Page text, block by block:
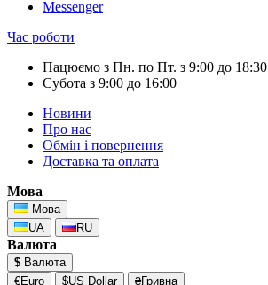
Messenger
Час роботи
Пацюємо з Пн. по Пт. з 9:00 до 18:30
Субота з 9:00 до 16:00
Новини
Про нас
Обмін і повернення
Доставка та оплата
Мова
Мова
UA
RU
Валюта
$ Валюта
€Euro
$US Dollar ₴Гривна